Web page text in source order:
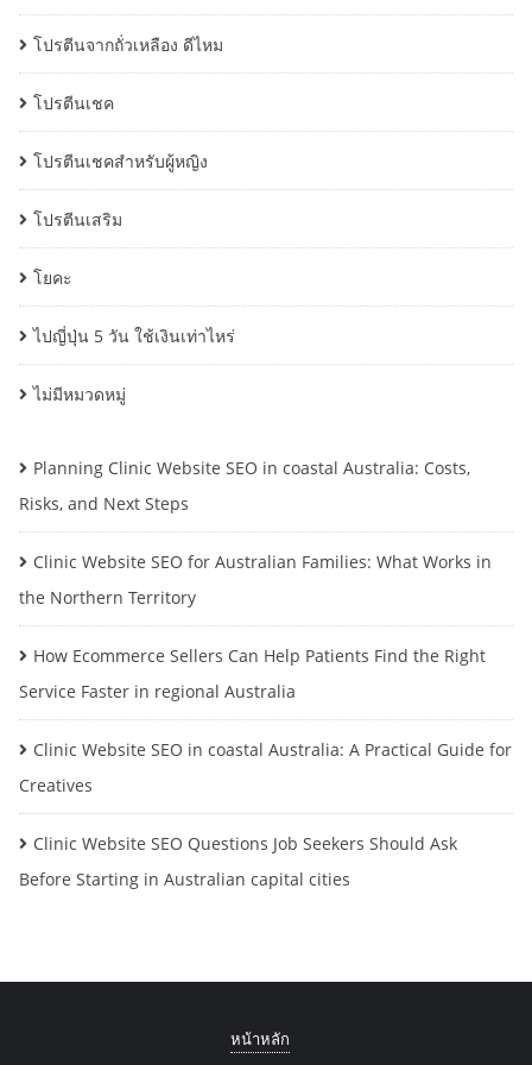
โปรตีนจากถั่วเหลือง ดีไหม
โปรตีนเชค
โปรตีนเชคสำหรับผู้หญิง
โปรตีนเสริม
โยคะ
ไปญี่ปุ่น 5 วัน ใช้เงินเท่าไหร่
ไม่มีหมวดหมู่
Planning Clinic Website SEO in coastal Australia: Costs,
Risks, and Next Steps
Clinic Website SEO for Australian Families: What Works in
the Northern Territory
How Ecommerce Sellers Can Help Patients Find the Right
Service Faster in regional Australia
Clinic Website SEO in coastal Australia: A Practical Guide for
Creatives
Clinic Website SEO Questions Job Seekers Should Ask
Before Starting in Australian capital cities
หน้าหลัก